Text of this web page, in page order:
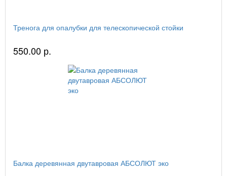
Тренога для опалубки для телескопической стойки
550.00 р.
Балка деревянная двутавровая АБСОЛЮТ эко